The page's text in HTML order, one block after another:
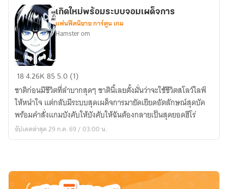
เกิด
ใหม่
พร้อม
ระบบ
จอม
เผด็จการ
เกิดใหม่พร้อมระบบจอมเผด็จการ
แฟนฟิคนิยาย การ์ตูน เกม
Hamster om
184.26K85 5.0 (1)
ชาติก่อนมีชีวิตที่ลำบากสุดๆ ชาตินี้เลยตั้งมั่นว่าจะใช้ชีวิตสโลว์ไลฟ์
ให้หนำใจ แต่กลับมีระบบสุดเผด็จการมายัดเยียดอัตลักษณ์สุดบัค
พร้อมคำสั่งแกมบังคับให้บังคับให้ฉันต้องกลายเป็นสุดยอดฮีโร่
อัปเดตล่าสุด 29 ก.ค. 69 / 03:00 น.